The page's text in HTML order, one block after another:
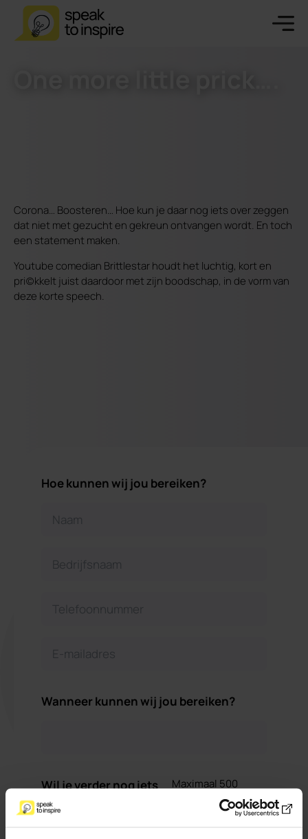
Corona… Boosteren… Hoe kun je daar nog iets over zeggen
dat niet met gezucht en gekreun ontvangen wordt. En toch
een statement maken.
Youtube comedian Brittlestar houdt het luchtig, kort en
pri(c)kkelt juist daardoor met zijn boodschap, in de vorm van
deze korte speech.
Hoe kunnen wij jou bereiken?
Wanneer kunnen wij jou bereiken?
Wil je verder nog iets
kwijt?
Maximaal 500